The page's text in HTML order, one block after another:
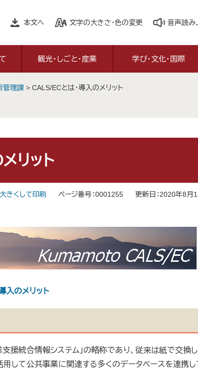
本文へ 文字の大きさ・色の変更 音声読み
観光・しごと・産業 学び・文化・国際
管理課 > CALS/ECとは・導入のメリット
リット
きくして印刷 ページ番号：0001255 更新日：2020年8月
入のメリット
援統合情報システム」の略称であり、従来は紙で交換
用して公共事業に関連する多くのデータベースを連携